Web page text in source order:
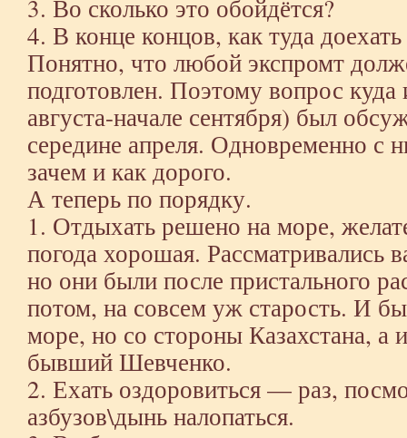
3. Во сколько это обойдётся?
4. В конце концов, как туда
Понятно, что любой экспромт
подготовлен. Поэтому вопрос
августа-начале сентября) был
середине апреля. Одновременно с
зачем и как дорого.
А теперь по порядку.
1. Отдыхать решено на море,
погода хорошая. Рассматривались
но они были после пристального
потом, на совсем уж старость. И
море, но со стороны Казахстана,
бывший Шевченко.
2. Ехать оздоровиться — раз,
азбузов\дынь налопаться.